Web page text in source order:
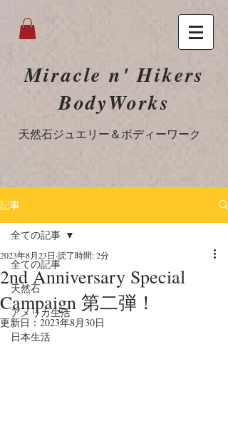
Miracle n' Hikers
BodyWorks
​天然石ジュエリー＆ボディーワーク
記事
全ての記事
天然石
アメリカ生活
日本生活
全ての記事
2nd Anniversary Special
Campaign 第二弾！
2023年8月23日 読了時間: 2分
更新日： 2023年8月30日